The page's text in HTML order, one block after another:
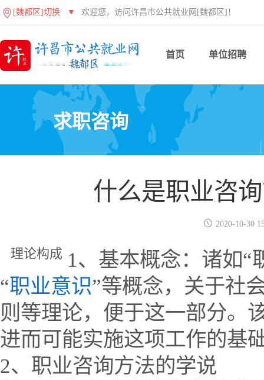
[魏都区]切换 ▼ 欢迎您，访问许昌市公共就业网[魏都区]！
首页 单位招聘
求职咨询
什么是职业咨
 2020-10-30
理论构成 1、基本概念：诸如“
“职业意识”等概念，关于社
则等理论，便于这一部分。
进而可能实施这项工作的基
2、职业咨询方法的学说